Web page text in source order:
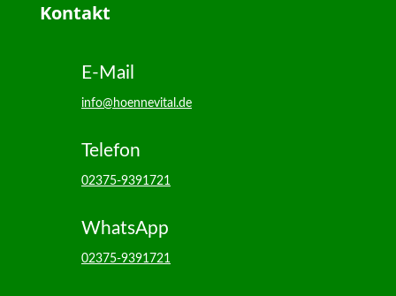
Kontakt
E-Mail
info@hoennevital.de
Telefon
02375-9391721
WhatsApp
02375-9391721